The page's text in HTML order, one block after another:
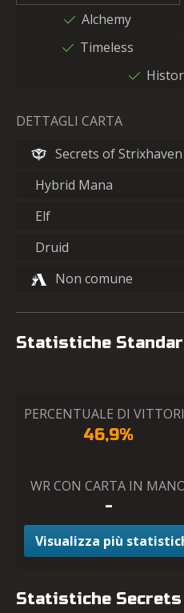
Alchemy
Timeless
DETTAGLI CARTA
Non comune
Druid
Elf
Hybrid Mana
Secrets of Strixhaven
Statistiche
PERCENTUALE DI
46,9%
WR CON CARTA IN
-
Statistiche